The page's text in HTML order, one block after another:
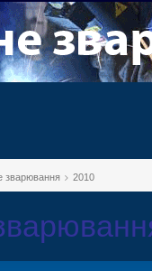
зварювання 2010